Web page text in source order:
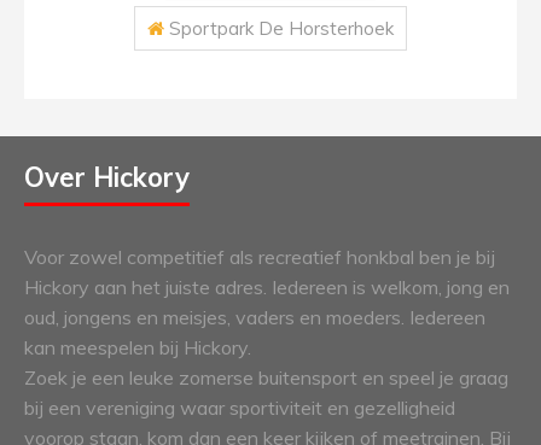
Sportpark De Horsterhoek
Over Hickory
Voor zowel competitief als recreatief honkbal ben je bij
Hickory aan het juiste adres. Iedereen is welkom, jong en
oud, jongens en meisjes, vaders en moeders. Iedereen
kan meespelen bij Hickory.
Zoek je een leuke zomerse buitensport en speel je graag
bij een vereniging waar sportiviteit en gezelligheid
voorop staan, kom dan een keer kijken of meetrainen. Bij